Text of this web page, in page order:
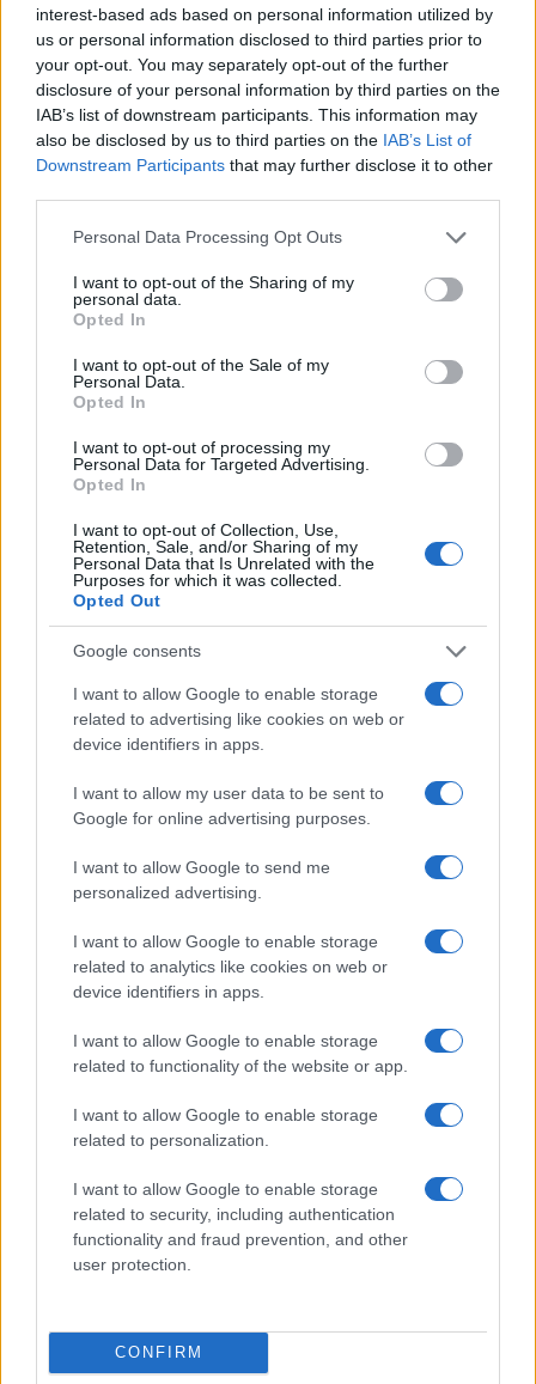
interest-based ads based on personal information utilized by
us or personal information disclosed to third parties prior to
your opt-out. You may separately opt-out of the further
disclosure of your personal information by third parties on the
IAB’s list of downstream participants. This information may
also be disclosed by us to third parties on the IAB’s List of
Downstream Participants that may further disclose it to other
Please note that this website/app uses one or more Google
not limited to your visit or usage behaviour. You may click to
grant or deny consent to Google and its third-party tags to
use your data for below specified purposes in below Google
consent section.
Personal Data Processing Opt Outs
I want to opt-out of the Sharing of my
personal data.
Opted In
I want to opt-out of the Sale of my
Personal Data.
Opted In
I want to opt-out of processing my
Personal Data for Targeted Advertising.
Opted In
I want to opt-out of Collection, Use,
Retention, Sale, and/or Sharing of my
Personal Data that Is Unrelated with the
Purposes for which it was collected.
Opted Out
Google consents
I want to allow Google to enable storage
related to advertising like cookies on web or
device identifiers in apps.
I want to allow my user data to be sent to
Google for online advertising purposes.
I want to allow Google to send me
personalized advertising.
I want to allow Google to enable storage
related to analytics like cookies on web or
device identifiers in apps.
I want to allow Google to enable storage
related to functionality of the website or app.
I want to allow Google to enable storage
related to personalization.
I want to allow Google to enable storage
related to security, including authentication
functionality and fraud prevention, and other
user protection.
CONFIRM
Continua a leggere
CICLISMO
Tour de Pologne 2026: Christen vince la quinta tappa
con un attacco decisivo
CICLISMO
battaglia per la maglia gialla
Andrea Conforti · 7 Ago 2026